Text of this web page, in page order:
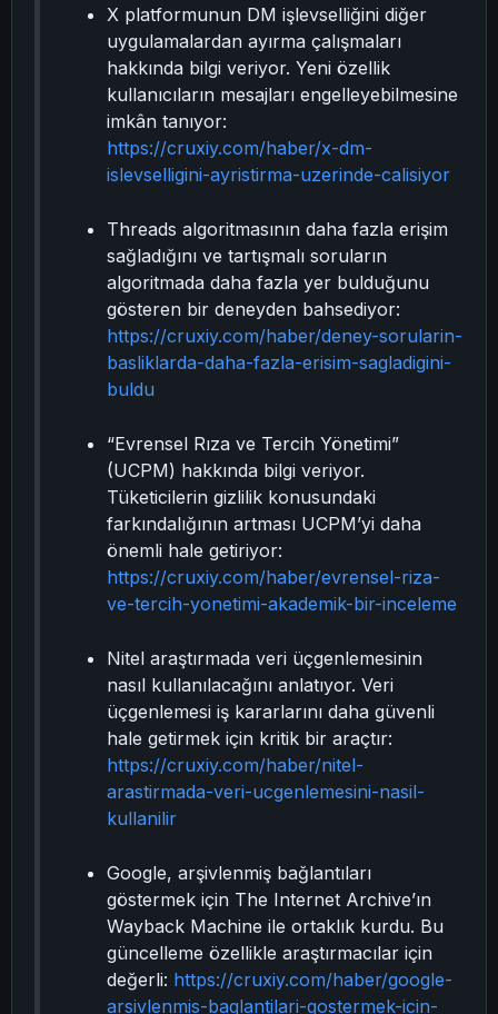
X platformunun DM işlevselliğini diğer
uygulamalardan ayırma çalışmaları
hakkında bilgi veriyor. Yeni özellik
kullanıcıların mesajları engelleyebilmesine
imkân tanıyor:
https://cruxiy.com/haber/x-dm-
islevselligini-ayristirma-uzerinde-calisiyor
Threads algoritmasının daha fazla erişim
sağladığını ve tartışmalı soruların
algoritmada daha fazla yer bulduğunu
gösteren bir deneyden bahsediyor:
https://cruxiy.com/haber/deney-sorularin-
basliklarda-daha-fazla-erisim-sagladigini-
buldu
“Evrensel Rıza ve Tercih Yönetimi”
(UCPM) hakkında bilgi veriyor.
Tüketicilerin gizlilik konusundaki
farkındalığının artması UCPM’yi daha
önemli hale getiriyor:
https://cruxiy.com/haber/evrensel-riza-
ve-tercih-yonetimi-akademik-bir-inceleme
Nitel araştırmada veri üçgenlemesinin
nasıl kullanılacağını anlatıyor. Veri
üçgenlemesi iş kararlarını daha güvenli
hale getirmek için kritik bir araçtır:
https://cruxiy.com/haber/nitel-
arastirmada-veri-ucgenlemesini-nasil-
kullanilir
Google, arşivlenmiş bağlantıları
göstermek için The Internet Archive’ın
Wayback Machine ile ortaklık kurdu. Bu
güncelleme özellikle araştırmacılar için
değerli: https://cruxiy.com/haber/google-
arsivlenmis-baglantilari-gostermek-icin-